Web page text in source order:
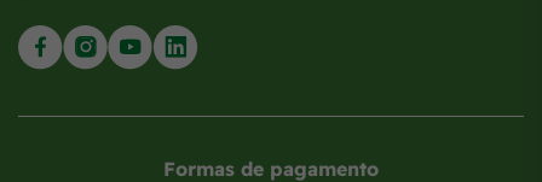
Formas de pagamento